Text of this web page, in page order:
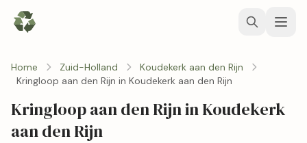
Home Zuid-Holland
Koudekerk aan den Rijn
Kringloop aan den Rijn in Koudekerk aan den Rijn
Kringloop aan den Rijn in Koudekerk
aan den Rijn